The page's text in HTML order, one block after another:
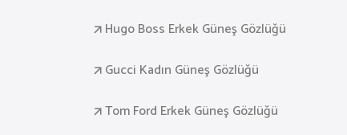
Hugo Boss Erkek Güneş Gözlüğü
Gucci Kadın Güneş Gözlüğü
Tom Ford Erkek Güneş Gözlüğü